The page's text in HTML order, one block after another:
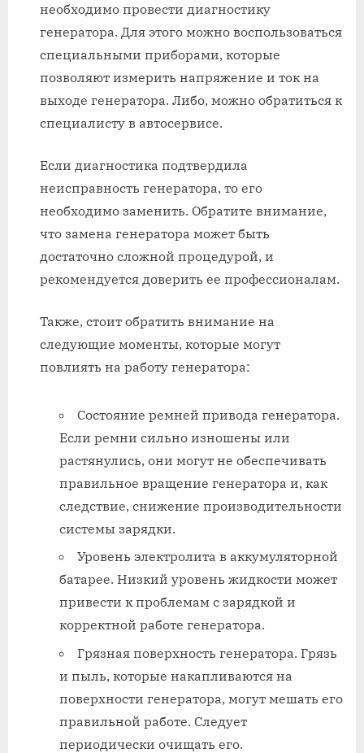
необходимо провести диагностику
генератора. Для этого можно воспользоваться
специальными приборами, которые
позволяют измерить напряжение и ток на
выходе генератора. Либо, можно обратиться к
специалисту в автосервисе.
Если диагностика подтвердила
неисправность генератора, то его
необходимо заменить. Обратите внимание,
что замена генератора может быть
достаточно сложной процедурой, и
рекомендуется доверить ее профессионалам.
Также, стоит обратить внимание на
следующие моменты, которые могут
повлиять на работу генератора:
Состояние ремней привода генератора.
Если ремни сильно изношены или
растянулись, они могут не обеспечивать
правильное вращение генератора и, как
следствие, снижение производительности
системы зарядки.
Уровень электролита в аккумуляторной
батарее. Низкий уровень жидкости может
привести к проблемам с зарядкой и
корректной работе генератора.
Грязная поверхность генератора. Грязь
и пыль, которые накапливаются на
поверхности генератора, могут мешать его
правильной работе. Следует
периодически очищать его.